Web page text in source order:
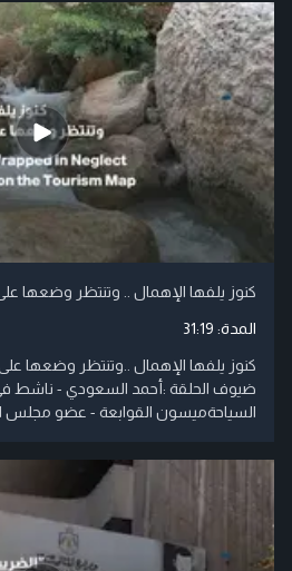
كنوز يلفها الإهمال .. وتنتظر وضعها
المدة: 31:19
كنوز يلفها الإهمال ..وتنتظر وضعها على
ضيوف الحلقة :أحمد السعودي - ناشط
السياحةميسون القوابعة - عضو مجلس